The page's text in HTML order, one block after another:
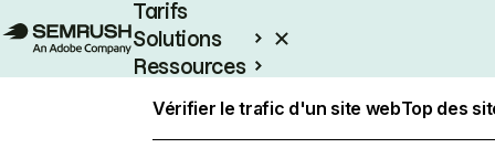
Tarifs
Solutions
Ressources
Vérifier le trafic d'un site webTop des